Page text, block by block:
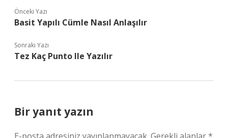
Önceki Yazı
Basit Yapılı Cümle Nasıl Anlaşılır
Sonraki Yazı
Tez Kaç Punto Ile Yazılır
Bir yanıt yazın